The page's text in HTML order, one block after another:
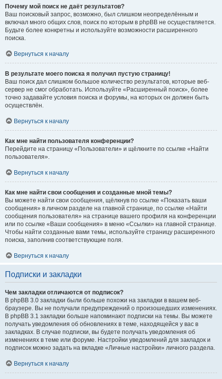
Почему мой поиск не даёт результатов?
Ваш поисковый запрос, возможно, был слишком неопределённым и
включал много общих слов, поиск по которым в phpBB не осуществляется.
Будьте более конкретны и используйте возможности расширенного
поиска.
Вернуться к началу
В результате моего поиска я получил пустую страницу!
Ваш поиск дал слишком большое количество результатов, которые веб-
сервер не смог обработать. Используйте «Расширенный поиск», более
точно задавайте условия поиска и форумы, на которых он должен быть
осуществлён.
Вернуться к началу
Как мне найти пользователя конференции?
Перейдите на страницу «Пользователи» и щёлкните по ссылке «Найти
пользователя».
Вернуться к началу
Как мне найти свои сообщения и созданные мной темы?
Вы можете найти свои сообщения, щёлкнув по ссылке «Показать ваши
сообщения» в личном разделе на главной странице, по ссылке «Найти
сообщения пользователя» на странице вашего профиля на конференции
или по ссылке «Ваши сообщения» в меню «Ссылки» на главной странице.
Чтобы найти созданные вами темы, используйте страницу расширенного
поиска, заполнив соответствующие поля.
Вернуться к началу
Подписки и закладки
Чем закладки отличаются от подписок?
В phpBB 3.0 закладки были больше похожи на закладки в вашем веб-
браузере. Вы не получали предупреждений о произошедших изменениях.
В phpBB 3.1 закладки больше напоминают подписки на темы. Вы можете
получать уведомления об обновлениях в теме, находящейся у вас в
закладках. В случае подписки, вы будете получать уведомления об
изменениях в теме или форуме. Настройки уведомлений для закладок и
подписок можно задать на вкладке «Личные настройки» личного раздела.
Вернуться к началу